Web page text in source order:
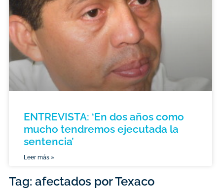
ENTREVISTA: ‘En dos años como
mucho tendremos ejecutada la
sentencia’
Leer más »
Tag: afectados por Texaco